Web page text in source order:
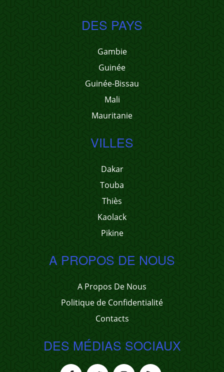
DES PAYS
Gambie
Guinée
Guinée-Bissau
Mali
Mauritanie
VILLES
Dakar
Touba
Thiès
Kaolack
Pikine
A PROPOS DE NOUS
A Propos De Nous
Politique de Confidentialité
Contacts
DES MÉDIAS SOCIAUX